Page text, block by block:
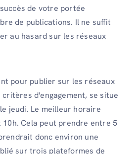
de votre portée
de publications. Il ne suffit
au hasard sur les réseaux
pour publier sur les réseaux
critères d'engagement, se situe
jeudi. Le meilleur horaire
Cela peut prendre entre 5
donc environ une
sur trois plateformes de